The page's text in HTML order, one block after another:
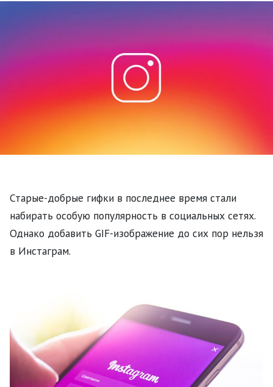
Старые-добрые гифки в последнее время стали
набирать особую популярность в социальных сетях.
Однако добавить GIF-изображение до сих пор нельзя
в Инстаграм.